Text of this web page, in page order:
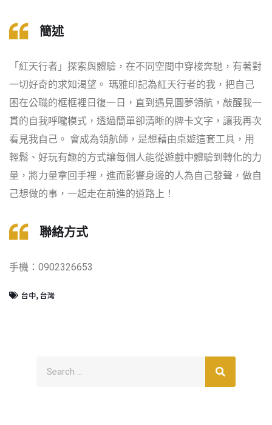
簡述
「紅天行者」探索與體驗，在不同空間中穿梭奔馳，有著對
一切好奇的求知渴望。 瑪雅印記為紅天行者的我，把自己
困在公職的框框裡日復一日，直到遇見圓夢領航，敲醒我一
貫的自我呼嚨模式，透過簡單卻清晰的牌卡文字，讓我再次
看見我自己。 會成為領航師，是想藉由桌遊這套工具，用
輕鬆、好玩有趣的方式讓每個人能從遊戲中體驗到轉化的力
量，將力量拿回手裡，進而影響身邊的人為自己發聲，做自
己想做的事，一起走在前進的道路上！
聯絡方式
手機：0902326653
台中, 台灣